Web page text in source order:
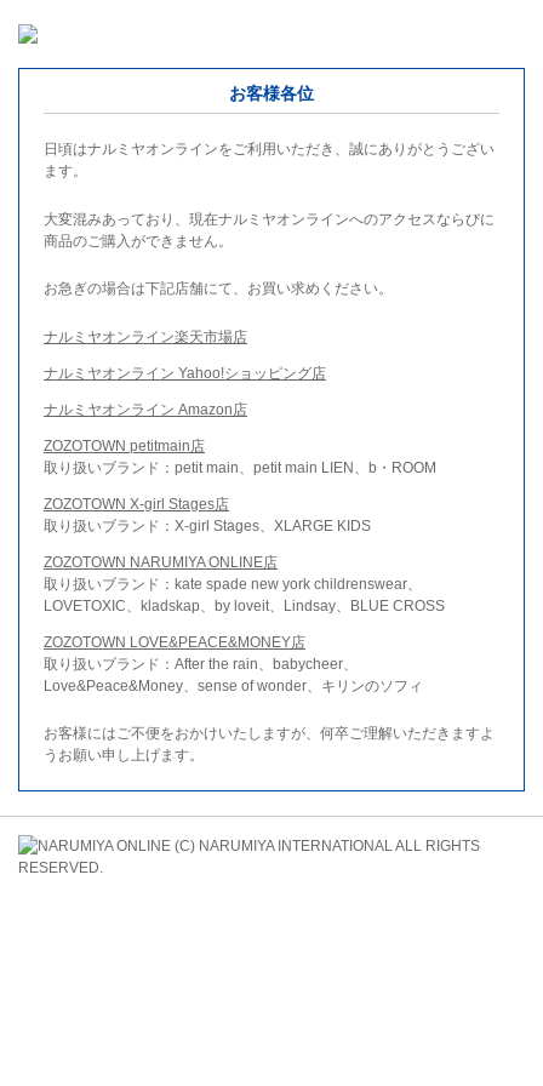
お客様各位
日頃はナルミヤオンラインをご利用いただき、誠にありがとうござい
ます。
大変混みあっており、現在ナルミヤオンラインへのアクセスならびに
商品のご購入ができません。
お急ぎの場合は下記店舗にて、お買い求めください。
ナルミヤオンライン楽天市場店
ナルミヤオンライン Yahoo!ショッピング店
ナルミヤオンライン Amazon店
ZOZOTOWN petitmain店
取り扱いブランド：petit main、petit main LIEN、b・ROOM
ZOZOTOWN X-girl Stages店
取り扱いブランド：X-girl Stages、XLARGE KIDS
ZOZOTOWN NARUMIYA ONLINE店
取り扱いブランド：kate spade new york childrenswear、
LOVETOXIC、kladskap、by loveit、Lindsay、BLUE CROSS
ZOZOTOWN LOVE&PEACE&MONEY店
取り扱いブランド：After the rain、babycheer、
Love&Peace&Money、sense of wonder、キリンのソフィ
お客様にはご不便をおかけいたしますが、何卒ご理解いただきますよ
うお願い申し上げます。